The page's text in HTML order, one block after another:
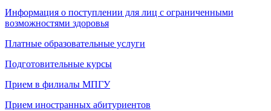
Информация о поступлении для лиц с ограниченными
возможностями здоровья
Платные образовательные услуги
Подготовительные курсы
Прием в филиалы МПГУ
Прием иностранных абитуриентов